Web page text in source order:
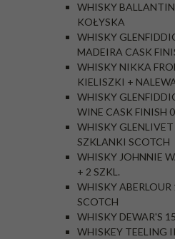
WHISKY
KOŁYSKA
WHISKY
MADEIRA CASK
WHISKY NIKKA
KIELISZKI +
WHISKY
WINE CASK FINISH
WHISKY
SZKLANKI SCOTCH
WHISKY JOHNNIE
+ 2 SZKL.
WHISKY
SCOTCH
WHISKY DEWAR'S
WHISKEY TEELING